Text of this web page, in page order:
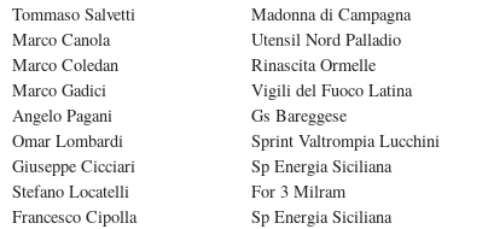
Tommaso Salvetti Madonna di Campagna
Marco Canola Utensil Nord Palladio
Marco Coledan Rinascita Ormelle
Marco Gadici Vigili del Fuoco Latina
Angelo Pagani Gs Bareggese
Omar Lombardi Sprint Valtrompia Lucchini
Giuseppe Cicciari Sp Energia Siciliana
Stefano Locatelli For 3 Milram
Francesco Cipolla Sp Energia Siciliana